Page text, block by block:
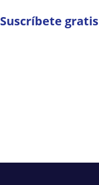
Suscríbete gratis